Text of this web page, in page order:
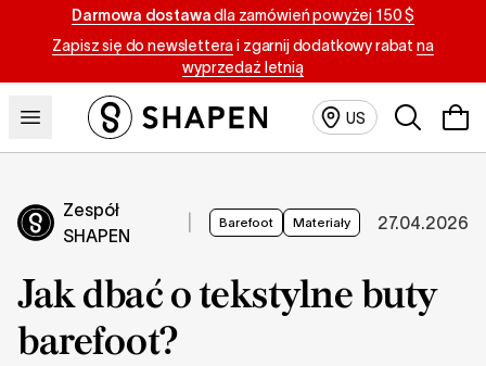
Darmowa dostawadla zamówień powyżej 150 $
Zapisz się do newsletterai zgarnij dodatkowy rabat na
wyprzedaż letnią
US Szukaj
Zespół
SHAPEN
Barefoot Materiały 27.04.2026
Jak dbać o tekstylne buty
barefoot?